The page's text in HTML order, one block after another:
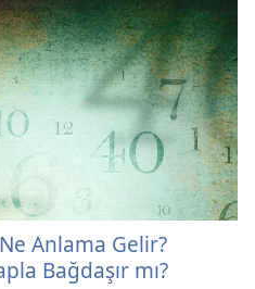
Anlama Gelir?
Bağdaşır mı?